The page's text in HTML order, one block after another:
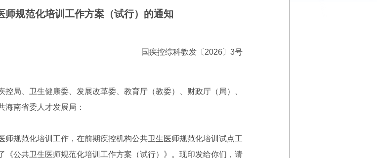
师规范化培训工作方案（试行）的通知
国疾控综科教发〔2026〕3号
局、卫生健康委、发展改革委、教育厅（教委）、财政厅（局）、
海南省委人才发展局：
规范化培训工作，在前期疾控机构公共卫生医师规范化培训试点工
《公共卫生医师规范化培训工作方案（试行）》。现印发给你们，请